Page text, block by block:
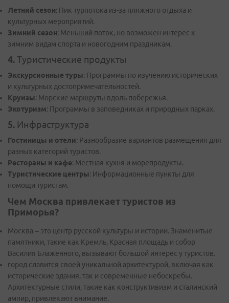
Летний сезон: Пик турпотока из-за пляжного отдыха и
культурных мероприятий.
Зимний сезон: Меньший поток, но возможен интерес к
зимним видам спорта и новогодним праздникам.
4. Туристические продукты
Экскурсионные туры: Программы по изучению исторических
и культурных достопримечательностей.
Круизы: Морские маршруты вдоль побережья.
Экотуризм: Программы в заповедниках и природных парках.
5. Инфраструктура
Гостиницы и отели: Разнообразие вариантов размещения для
разных категорий туристов.
Рестораны и кафе: Местная кухня и морепродукты.
Туристические центры: Информационные пункты для
помощи туристам.
Чем Москва привлекает туристов из
Приморья?
Москва – это центр русской культуры и истории. Знаменитые
памятники, такие как Кремль, Красная площадь и собор
Василия Блаженного, вызывают большой интерес у туристов.
город славится своей уникальной архитектурой, включая как
исторические здания, так и современные небоскребы.
Архитектурные стили, такие как конструктивизм и сталинский
ампир, привлекают внимание.